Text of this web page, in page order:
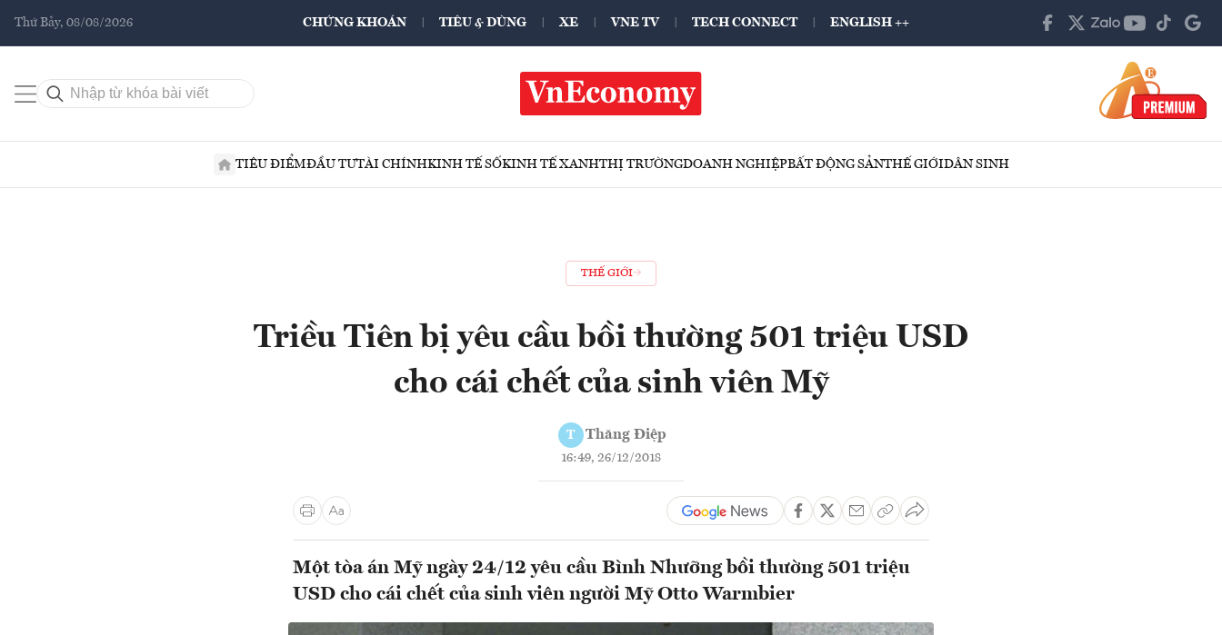
Thứ Bảy, 08/08/2026 CHỨNG KHOÁN TIÊU & DÙNG XE VNE TV TECH CONNECT ENGLISH ++
TIÊU ĐIỂMĐẦU TƯTÀI CHÍNHKINH TẾ SỐKINH TẾ XANHTHỊ TRƯỜNGDOANH NGHIỆPBẤT ĐỘNG SẢNTHẾ GIỚIDÂN SINH
THẾ GIỚI
Triều Tiên bị yêu cầu bồi thường 501 triệu USD
cho cái chết của sinh viên Mỹ
T Thăng Điệp
16:49, 26/12/2018
Một tòa án Mỹ ngày 24/12 yêu cầu Bình Nhưỡng bồi thường 501 triệu
USD cho cái chết của sinh viên người Mỹ Otto Warmbier